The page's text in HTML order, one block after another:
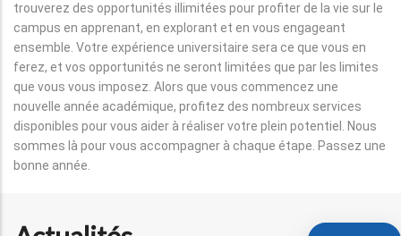
trouverez des opportunités illimitées pour profiter de la vie sur le
campus en apprenant, en explorant et en vous engageant
ensemble. Votre expérience universitaire sera ce que vous en
ferez, et vos opportunités ne seront limitées que par les limites
que vous vous imposez. Alors que vous commencez une
nouvelle année académique, profitez des nombreux services
disponibles pour vous aider à réaliser votre plein potentiel. Nous
sommes là pour vous accompagner à chaque étape. Passez une
bonne année.